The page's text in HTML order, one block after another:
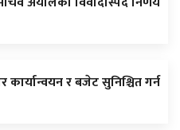
र बजेट सुनिश्चित गर्न